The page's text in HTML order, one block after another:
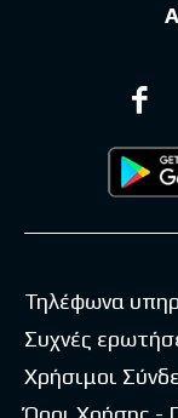
Τηλέφωνα
Συχνές
Χρήσιμοι